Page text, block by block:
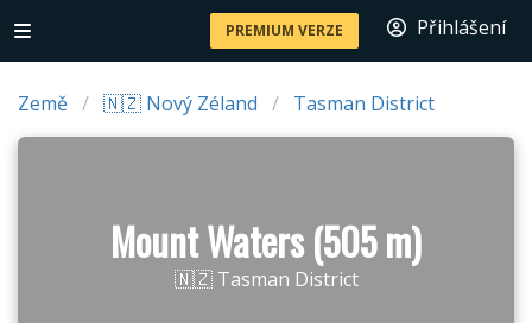
PREMIUM VERZE Přihlášení
Země 🇳🇿 Nový Zéland Tasman District
Mount Waters (505 m)
🇳🇿 Tasman District